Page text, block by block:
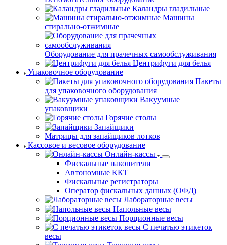
Каландры гладильные
Машины
стирально-отжимные
Оборудование для прачечных самообслуживания
Центрифуги для белья
Упаковочное оборудование
Пакеты
для упаковочного оборудования
Вакуумные
упаковщики
Горячие столы
Запайщики
Матрицы для запайщиков лотков
Кассовое и весовое оборудование
Онлайн-кассы
Фискальные накопители
Автономные ККТ
Фискальные регистраторы
Оператор фискальных данных (ОФД)
Лабораторные весы
Напольные весы
Порционные весы
С печатью этикеток
весы